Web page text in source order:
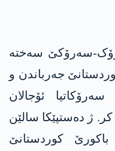
سەرۆکێ سەختە
جەرباندن و
ئۆجالان
ژ دەستپێکا سالێن
سالا 2000 ل باکورێ کوردستانێ